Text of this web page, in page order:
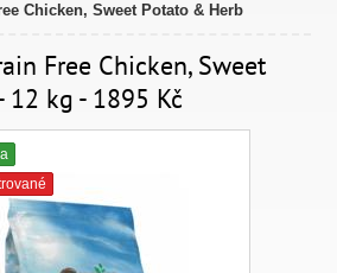
Chicken, Sweet Potato & Herb
Free Chicken, Sweet
kg - 1895 Kč